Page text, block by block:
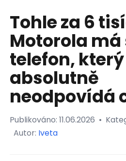
Tohle za 6
Motorola
telefon, který
absolutně
neodpovídá
Publikováno: 11.06.2026 •
Autor: Iveta